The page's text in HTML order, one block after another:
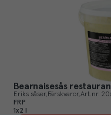
Bearnaisesås
Eriks såser Färskvaror Art.nr.
FRP
1x2 l